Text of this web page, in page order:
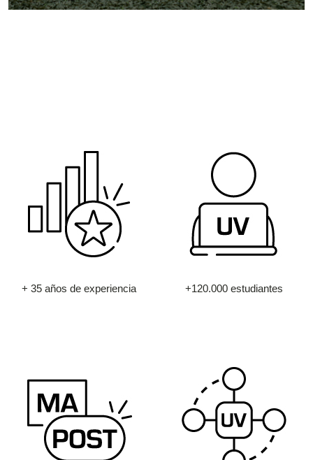
+ 35 años de experiencia +120.000 estudiantes